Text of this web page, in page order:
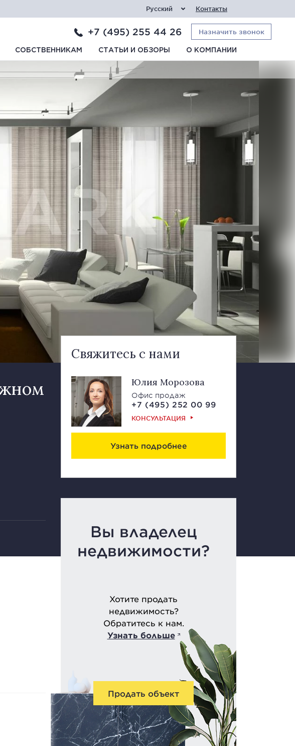
Русский Контакты
+7 (495) 255 44 26 Назначить звонок
СОБСТВЕННИКАМ СТАТЬИ И ОБЗОРЫ О КОМПАНИИ
Свяжитесь с нами
Юлия Морозова
Офис продаж
+7 (495) 252 00 99
КОНСУЛЬТАЦИЯ
Узнать подробнее
Вы владелец
недвижимости?
Хотите продать
недвижимость?
Обратитесь к нам.
Узнать больше
Продать объект